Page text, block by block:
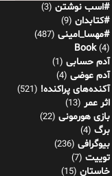
#اسب نوشتن (3)
#کتابدان (9)
#مهسا_امینی (487)
Book(4)
آدم حسابی (1)
آدم عوضی (4)
آکنده‌های پراکنده! (521)
اثر عمر (13)
بازی هورمونی (22)
برگ (4)
بیوگرافی (236)
توییت (7)
خاستان (15)